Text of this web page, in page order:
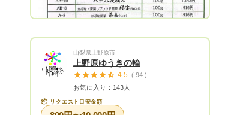
山梨県上野原市
上野原ゆうきの輪
4.5 ( 94 )
お気に入り：143人
📦 リクエスト目安金額